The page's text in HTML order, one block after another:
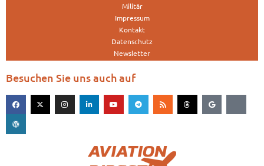
Militär
Impressum
Kontakt
Datenschutz
Newsletter
Besuchen Sie uns auch auf